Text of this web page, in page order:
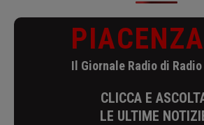
Il Giornale Radio di Radio
CLICCA E
LE ULTIME